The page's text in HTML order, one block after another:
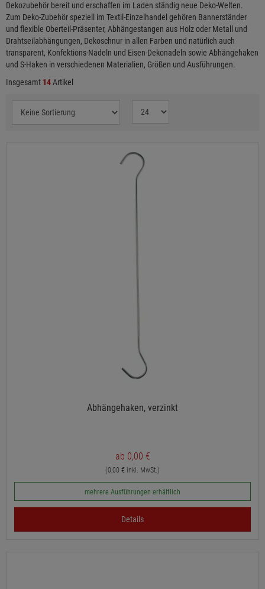
Dekozubehör bereit und erschaffen im Laden ständig neue Deko-Welten.
Zum Deko-Zubehör speziell im Textil-Einzelhandel gehören Bannerständer
und flexible Oberteil-Präsenter, Abhängestangen aus Holz oder Metall und
Drahtseilabhängungen, Dekoschnur in allen Farben und natürlich auch
transparent, Konfektions-Nadeln und Eisen-Dekonadeln sowie Abhängehaken
und S-Haken in verschiedenen Materialien, Größen und Ausführungen.
Insgesamt 14 Artikel
Abhängehaken, verzinkt
ab 0,00 €
(0,00 € inkl. MwSt.)
mehrere Ausführungen erhältlich
Details